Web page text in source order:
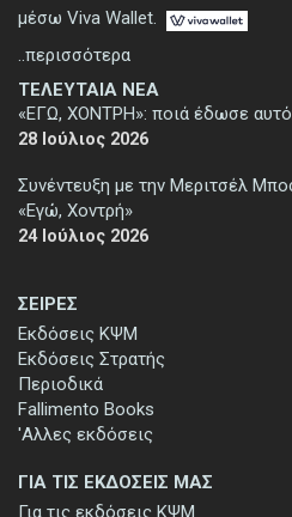
ΣΕΙΡΕΣ
Εκδόσεις ΚΨΜ
Εκδόσεις Στρατής
Περιοδικά
Fallimento Books
'Αλλες εκδόσεις
ΤΕΛΕΥΤΑΙΑ ΝΕΑ
«ΕΓΩ, ΧΟΝΤΡΗ»: ποιά έδωσε
28 Ιούλιος 2026
Συνέντευξη με την Μεριτσέλ
«Εγώ, Χοντρή»
24 Ιούλιος 2026
ΓΙΑ ΤΙΣ ΕΚΔΟΣΕΙΣ ΜΑΣ
Για τις εκδόσεις ΚΨΜ
μέσω Viva Wallet.
..περισσότερα